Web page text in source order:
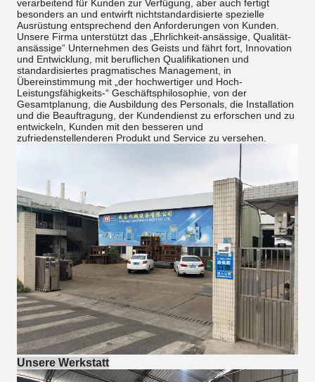
verarbeitend für Kunden zur Verfügung, aber auch fertigt
besonders an und entwirft nichtstandardisierte spezielle
Ausrüstung entsprechend den Anforderungen von Kunden.
Unsere Firma unterstützt das „Ehrlichkeit-ansässige, Qualität-
ansässige“ Unternehmen des Geists und fährt fort, Innovation
und Entwicklung, mit beruflichen Qualifikationen und
standardisiertes pragmatisches Management, in
Übereinstimmung mit „der hochwertiger und Hoch-
Leistungsfähigkeits-“ Geschäftsphilosophie, von der
Gesamtplanung, die Ausbildung des Personals, die Installation
und die Beauftragung, der Kundendienst zu erforschen und zu
entwickeln, Kunden mit den besseren und
zufriedenstellenderen Produkt und Service zu versehen.
Unsere Werkstatt